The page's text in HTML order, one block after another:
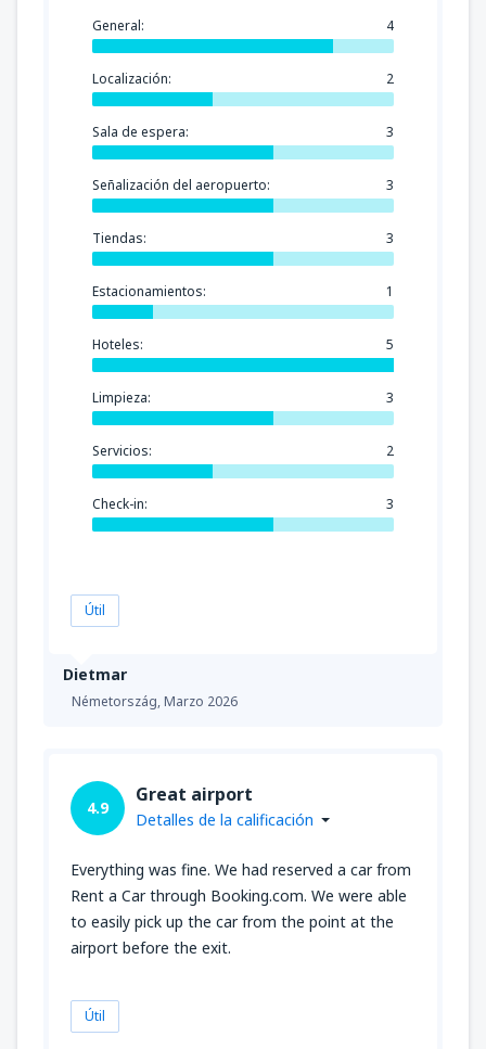
Dietmar
Németország,Marzo 2026
General: 4
Localización: 2
Sala de espera: 3
Señalización del aeropuerto: 3
Tiendas: 3
Estacionamientos: 1
Hoteles: 5
Limpieza: 3
Servicios: 2
Check-in: 3
Útil
4.9
Great airport
Detalles de la calificación
Everything was fine. We had reserved a car from
Rent a Car through Booking.com. We were able
to easily pick up the car from the point at the
airport before the exit.
Útil